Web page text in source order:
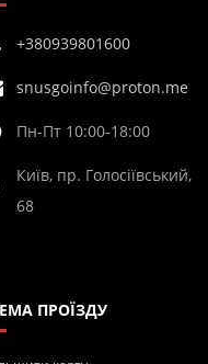
+380939801600
snusgoinfo@proton.me
Пн-Пт 10:00-18:00
Київ, пр. Голосіївський,
68
ПРОЇЗДУ